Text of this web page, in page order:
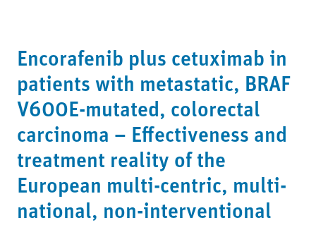
Encorafenib plus cetuximab in
patients with metastatic, BRAF
V600E-mutated, colorectal
carcinoma – Effectiveness and
treatment reality of the
European multi-centric, multi-
national, non-interventional